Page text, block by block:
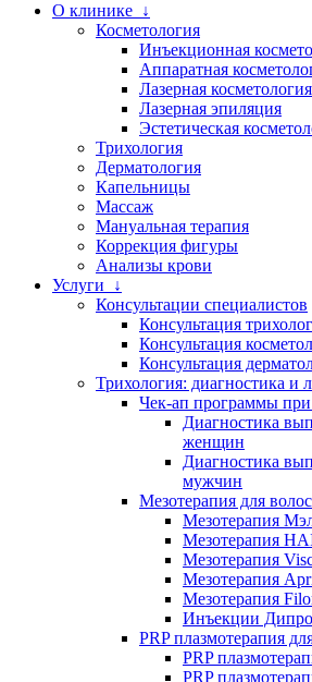
О клинике ↓
Косметология
Инъекционная
Аппаратная
Лазерная косметология
Лазерная эпиляция
Эстетическая
Трихология
Дерматология
Капельницы
Массаж
Мануальная терапия
Коррекция фигуры
Анализы крови
Услуги ↓
Консультации специалистов
Консультация
Консультация
Консультация
Трихология: диагностика и
Чек-ап программы
Диагностика
женщин
Диагностика
мужчин
Мезотерапия для волос
Мезотерапия
Мезотерапия
Мезотерапия
Мезотерапия
Мезотерапия
Инъекции
PRP плазмотерапия
PRP
PRP